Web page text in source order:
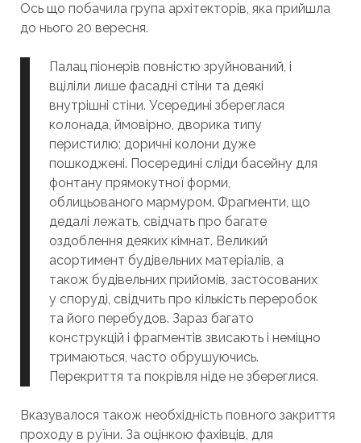
Ось що побачила група архітекторів, яка прийшла
до нього 20 вересня.
Палац піонерів повністю зруйнований, і
вціліли лише фасадні стіни та деякі
внутрішні стіни. Усередині збереглася
колонада, ймовірно, дворика типу
перистилю; доричні колони дуже
пошкоджені. Посередині сліди басейну для
фонтану прямокутної форми,
облицьованого мармуром. Фрагменти, що
дедалі лежать, свідчать про багате
оздоблення деяких кімнат. Великий
асортимент будівельних матеріалів, а
також будівельних прийомів, застосованих
у споруді, свідчить про кількість переробок
та його перебудов. Зараз багато
конструкцій і фрагментів звисають і неміцно
тримаються, часто обрушуючись.
Перекриття та покрівля ніде не збереглися.
Вказувалося також необхідність повного закриття
проходу в руїни. За оцінкою фахівців, для